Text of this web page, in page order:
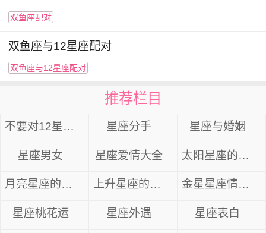
双鱼座配对
双鱼座与12星座配对
双鱼座与12星座配对
推荐栏目
不要对12星座先动感情 星座分手 星座与婚姻
星座男女 星座爱情大全 太阳星座的爱情
月亮星座的爱情 上升星座的爱情 金星星座情感分析
星座桃花运 星座外遇 星座表白